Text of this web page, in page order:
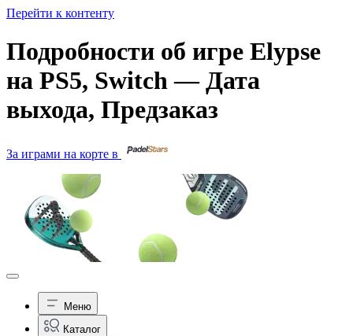
Перейти к контенту
Подробности об игре Elypse
на PS5, Switch — Дата
выхода, Предзаказ
За играми на корте в
Меню
Каталог